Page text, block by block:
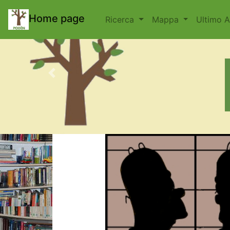
Home page Ricerca Mappa Ultimo
Previous